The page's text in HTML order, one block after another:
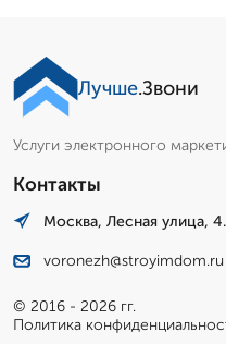
Лучше.Звони
Услуги электронного
Контакты
Москва, Лесная улица,
voronezh@stroyimdom.ru
© 2016 - 2026 гг.
Политика